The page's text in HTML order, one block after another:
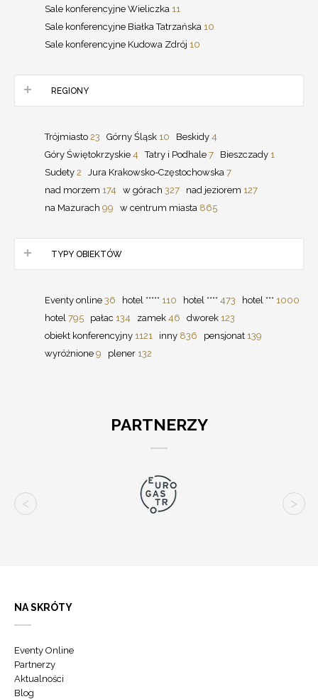
Sale konferencyjne Wieliczka 11
Sale konferencyjne Białka Tatrzańska 10
Sale konferencyjne Kudowa Zdrój 10
REGIONY
Trójmiasto 23 Górny Śląsk 10 Beskidy 4
Góry Świętokrzyskie 4 Tatry i Podhale 7 Bieszczady 1
Sudety 2 Jura Krakowsko-Częstochowska 7
nad morzem 174 w górach 327 nad jeziorem 127
na Mazurach 99 w centrum miasta 865
TYPY OBIEKTÓW
Eventy online 36 hotel ***** 110 hotel **** 473 hotel *** 1000
hotel 795 pałac 134 zamek 46 dworek 123
obiekt konferencyjny 1121 inny 836 pensjonat 139
wyróżnione 9 plener 132
PARTNERZY
NA SKRÓTY
Eventy Online
Partnerzy
Aktualności
Blog